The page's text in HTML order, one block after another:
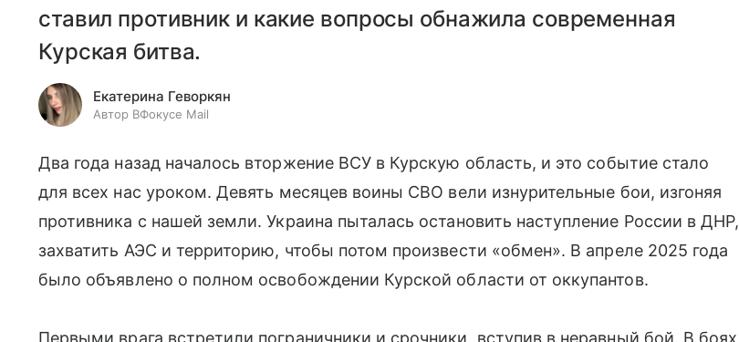
ставил противник и какие вопросы обнажила современная
Курская битва.
Екатерина Геворкян
Автор ВФокусе Mail
Два года назад началось вторжение ВСУ в Курскую область, и это событие стало
для всех нас уроком. Девять месяцев воины СВО вели изнурительные бои, изгоняя
противника с нашей земли. Украина пыталась остановить наступление России в ДНР,
захватить АЭС и территорию, чтобы потом произвести «обмен». В апреле 2025 года
было объявлено о полном освобождении Курской области от оккупантов.
Первыми врага встретили пограничники и срочники, вступив в неравный бой. В боях